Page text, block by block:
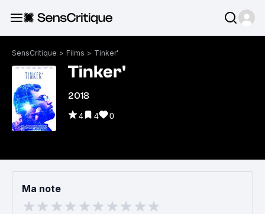
SensCritique > Films > Tinker'
Tinker'
2018
4 4 0
Ma note